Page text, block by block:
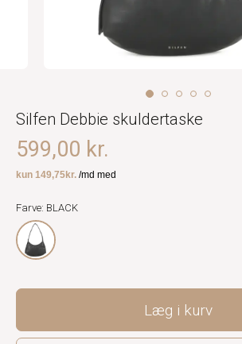
Silfen Debbie skuldertaske
599,00 kr.
Farve: BLACK
Læg i kurv